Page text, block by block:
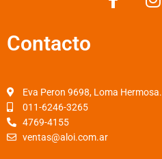
a
o
n
r
Contacto
Eva Peron 9698, Loma Hermosa.
011-6246-3265
4769-4155
ventas@aloi.com.ar